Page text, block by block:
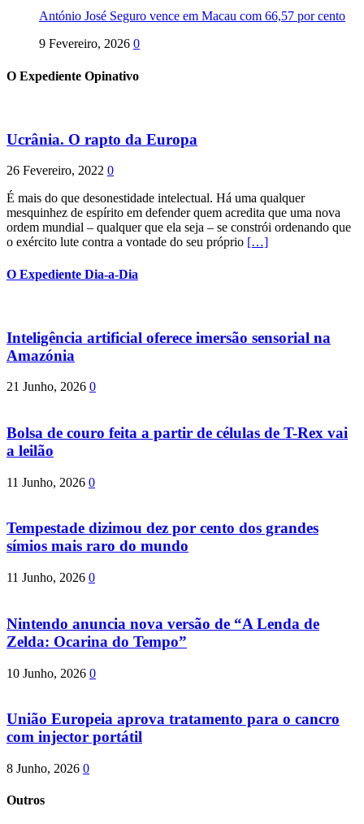
António José Seguro vence em Macau com 66,57 por cento
9 Fevereiro, 2026 0
O Expediente Opinativo
Ucrânia. O rapto da Europa
26 Fevereiro, 2022 0
É mais do que desonestidade intelectual. Há uma qualquer
mesquinhez de espírito em defender quem acredita que uma nova
ordem mundial – qualquer que ela seja – se constrói ordenando que
o exército lute contra a vontade do seu próprio […]
O Expediente Dia-a-Dia
Inteligência artificial oferece imersão sensorial na
Amazónia
21 Junho, 2026 0
Bolsa de couro feita a partir de células de T-Rex vai
a leilão
11 Junho, 2026 0
Tempestade dizimou dez por cento dos grandes
símios mais raro do mundo
11 Junho, 2026 0
Nintendo anuncia nova versão de “A Lenda de
Zelda: Ocarina do Tempo”
10 Junho, 2026 0
União Europeia aprova tratamento para o cancro
com injector portátil
8 Junho, 2026 0
Outros